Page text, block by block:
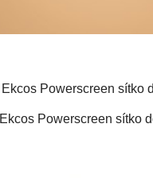
Ekcos Powerscreen sítko
Ekcos Powerscreen sítko